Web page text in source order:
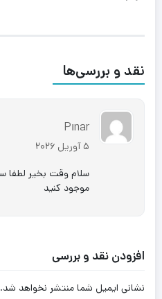
نقد و بررسی‌ها
Pınar
5 آوریل 2026
موجود کنید
افزودن نقد و بررسی
نشانی ایمیل شما منتشر نخواهد شد.